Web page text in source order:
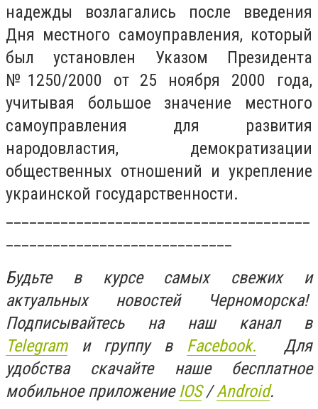
надежды возлагались после введения
Дня местного самоуправления, который
был установлен Указом Президента
№1250/2000 от 25 ноября 2000 года,
учитывая большое значение местного
самоуправления для развития
народовластия, демократизации
общественных отношений и укрепление
украинской государственности.
Будьте в курсе самых свежих и
актуальных новостей Черноморска!
Подписывайтесь на наш канал в
Telegramи группу в Facebook. Для
удобства скачайте наше бесплатное
мобильное приложение IOS/Android.